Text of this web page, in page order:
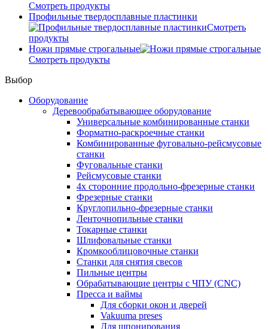
Смотреть продукты
Профильные твердосплавные пластинки
Смотреть
продукты
Ножи прямые строгальные
Смотреть продукты
Выбор
Оборудование
Деревообрабатывающее оборудование
Универсальные комбинированные станки
Форматно-раскроечные станки
Комбинированные фуговально-рейсмусовые
станки
Фуговальные станки
Рейсмусовые станки
4х сторонние продольно-фрезерные станки
Фрезерные станки
Круглопильно-фрезерные станки
Ленточнопильные станки
Токарные станки
Шлифовальные станки
Кромкооблицовочные станки
Станки для снятия свесов
Пильные центры
Обрабатывающие центры с ЧПУ (CNC)
Пресса и ваймы
Для сборки окон и дверей
Vakuuma preses
Для шпонирования